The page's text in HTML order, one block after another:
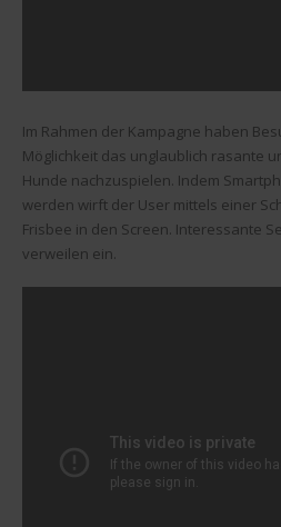
Im Rahmen der Kampagne haben
Möglichkeit das unglaublich rasante
Hunde nachzuspielen. Indem
werden wirft der User mittels einer
Frisbee in den Screen. Interessante
verweilen ein.